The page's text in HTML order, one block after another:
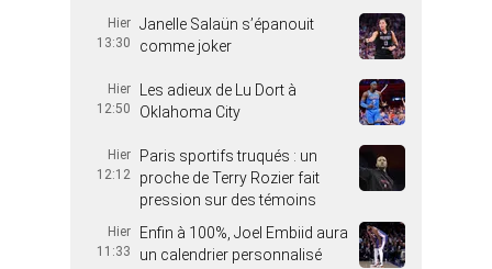
Hier
13:30
Janelle Salaün s’épanouit
comme joker
Hier
12:50
Les adieux de Lu Dort à
Oklahoma City
Hier
12:12
Paris sportifs truqués : un
proche de Terry Rozier fait
pression sur des témoins
Hier
11:33
Enfin à 100%, Joel Embiid aura
un calendrier personnalisé